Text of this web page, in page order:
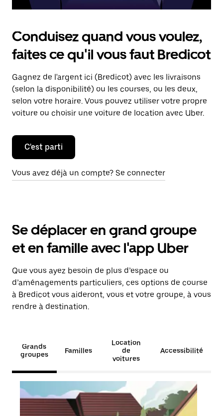
Conduisez quand vous voulez,
faites ce qu'il vous faut Bredicot
Gagnez de l'argent ici (Bredicot) avec les livraisons
(selon la disponibilité) ou les courses, ou les deux,
selon votre horaire. Vous pouvez utiliser votre propre
voiture ou choisir une voiture de location avec Uber.
C'est parti
Vous avez déjà un compte? Se connecter
Se déplacer en grand groupe
et en famille avec l'app Uber
Que vous ayez besoin de plus d’espace ou
d’aménagements particuliers, ces options de course
à Bredicot vous aideront, vous et votre groupe, à vous
rendre à destination.
Grands
groupes
Familles
Location
de
voitures
Accessibilité